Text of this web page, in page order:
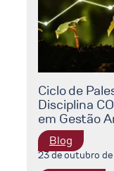
em
Ciclo de
Disciplina
em Gestão
Blog
23 de outubro